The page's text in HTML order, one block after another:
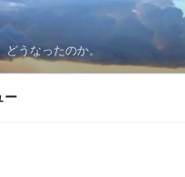
うなったのか。
ー